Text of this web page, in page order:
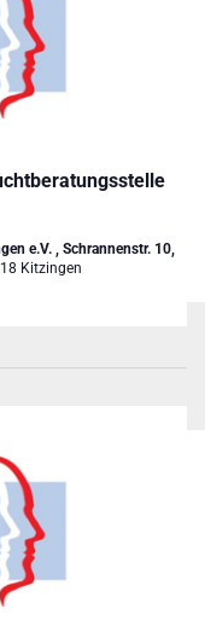
e.V. , Schrannenstr. 10,
Kitzingen